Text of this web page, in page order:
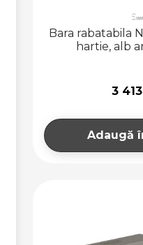
Bara rabatabila
hartie, alb
3
Adaugă